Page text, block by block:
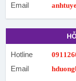
Email
Hotline
Email